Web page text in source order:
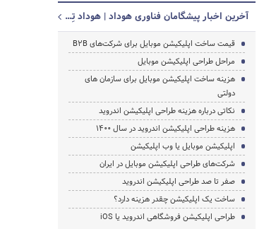
آخرین اخبار پیشگامان فناوری هوداد | هوداد تِک
قیمت ساخت اپلیکیشن موبایل برای شرکت‌های B2B
مراحل طراحی اپلیکیشن موبایل
هزینه ساخت اپلیکیشن موبایل برای سازمان های
دولتی
نکاتی درباره هزینه طراحی اپلیکیشن اندروید
هزینه طراحی اپلیکیشن اندروید در سال 1400
اپلیکیشن موبایل یا وب اپلیکیشن
شرکت‌های طراحی اپلیکیشن موبایل در ایران
صفر تا صد طراحی اپلیکیشن اندروید
ساخت یک اپلیکیشن چقدر هزینه دارد؟
طراحی اپلیکیشن فروشگاهی اندروید یا iOS